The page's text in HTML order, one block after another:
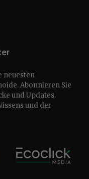
neuesten
Abonnieren Sie
und Updates.
und der